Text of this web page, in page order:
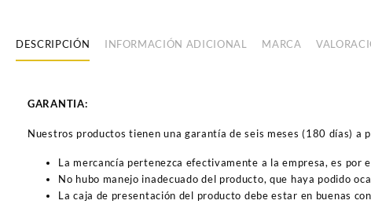
DESCRIPCIÓN INFORMACIÓN ADICIONAL MARCA
GARANTIA:
Nuestros productos tienen una garantía de seis meses (180 días)
La mercancía pertenezca efectivamente a la empresa, es por
No hubo manejo inadecuado del producto, que haya podido
La caja de presentación del producto debe estar en buenas